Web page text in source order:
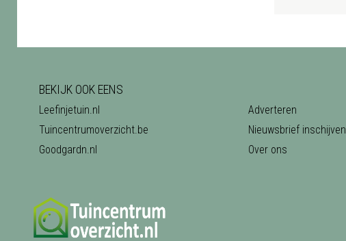
BEKIJK OOK EENS
Leefinjetuin.nl
Tuincentrumoverzicht.be
Goodgardn.nl
Adverteren
Nieuwsbrief inschijven
Over ons